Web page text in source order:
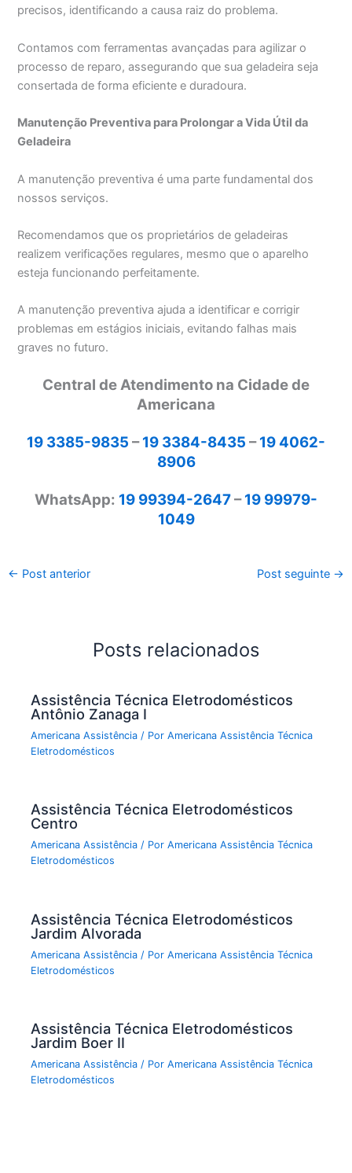
precisos, identificando a causa raiz do problema.
Contamos com ferramentas avançadas para agilizar o
processo de reparo, assegurando que sua geladeira seja
consertada de forma eficiente e duradoura.
Manutenção Preventiva para Prolongar a Vida Útil da
Geladeira
A manutenção preventiva é uma parte fundamental dos
nossos serviços.
Recomendamos que os proprietários de geladeiras
realizem verificações regulares, mesmo que o aparelho
esteja funcionando perfeitamente.
A manutenção preventiva ajuda a identificar e corrigir
problemas em estágios iniciais, evitando falhas mais
graves no futuro.
Central de Atendimento na Cidade de
Americana
19 3385-9835 –19 3384-8435 –19 4062-
8906
WhatsApp: 19 99394-2647–19 99979-
1049
← Post anterior Post seguinte →
Posts relacionados
Assistência Técnica Eletrodomésticos
Antônio Zanaga I
Americana Assistência / PorAmericana Assistência Técnica
Eletrodomésticos
Assistência Técnica Eletrodomésticos
Centro
Americana Assistência / PorAmericana Assistência Técnica
Eletrodomésticos
Assistência Técnica Eletrodomésticos
Jardim Alvorada
Americana Assistência / PorAmericana Assistência Técnica
Eletrodomésticos
Assistência Técnica Eletrodomésticos
Jardim Boer II
Americana Assistência / PorAmericana Assistência Técnica
Eletrodomésticos